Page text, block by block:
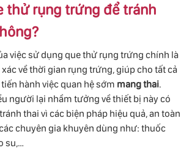
thử rụng trứng để tránh
việc sử dụng que thử rụng trứng chính là
về thời gian rụng trứng, giúp cho tất cả
hành việc quan hệ sớm mang thai.
người lại nhầm tưởng về thiết bị này có
thai vì các biện pháp hiệu quả, an toàn
chuyên gia khuyên dùng như: thuốc
su,…